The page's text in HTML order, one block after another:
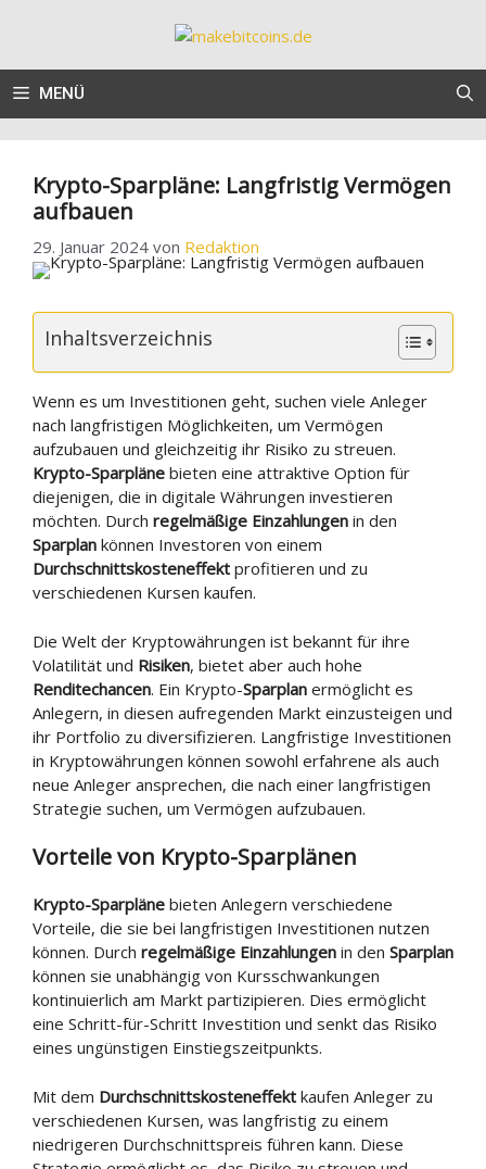
MENÜ
Krypto-Sparpläne: Langfristig Vermögen
aufbauen
29. Januar 2024 von Redaktion
Inhaltsverzeichnis
Wenn es um Investitionen geht, suchen viele Anleger
nach langfristigen Möglichkeiten, um Vermögen
aufzubauen und gleichzeitig ihr Risiko zu streuen.
Krypto-Sparpläne bieten eine attraktive Option für
diejenigen, die in digitale Währungen investieren
möchten. Durch regelmäßige Einzahlungen in den
Sparplan können Investoren von einem
Durchschnittskosteneffekt profitieren und zu
verschiedenen Kursen kaufen.
Die Welt der Kryptowährungen ist bekannt für ihre
Volatilität und Risiken, bietet aber auch hohe
Renditechancen. Ein Krypto-Sparplan ermöglicht es
Anlegern, in diesen aufregenden Markt einzusteigen und
ihr Portfolio zu diversifizieren. Langfristige Investitionen
in Kryptowährungen können sowohl erfahrene als auch
neue Anleger ansprechen, die nach einer langfristigen
Strategie suchen, um Vermögen aufzubauen.
Vorteile von Krypto-Sparplänen
Krypto-Sparpläne bieten Anlegern verschiedene
Vorteile, die sie bei langfristigen Investitionen nutzen
können. Durch regelmäßige Einzahlungen in den Sparplan
können sie unabhängig von Kursschwankungen
kontinuierlich am Markt partizipieren. Dies ermöglicht
eine Schritt-für-Schritt Investition und senkt das Risiko
eines ungünstigen Einstiegszeitpunkts.
Mit dem Durchschnittskosteneffekt kaufen Anleger zu
verschiedenen Kursen, was langfristig zu einem
niedrigeren Durchschnittspreis führen kann. Diese